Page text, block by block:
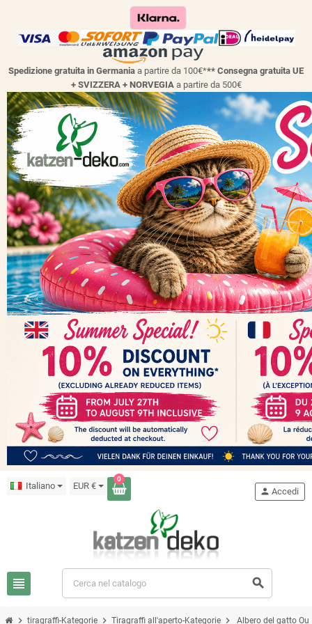
Spedizione gratuita in Germania a partire da 100€*** Consegna gratuita UE
+ SVIZZERA + NORVEGIAa partire da 500€
Italiano EUR €
0
view_headline search
person Accedi
chevron_right tiragraffi-Kategorie chevron_right Tiragraffi all'aperto-Kategorie chevron_right Albero del gatto